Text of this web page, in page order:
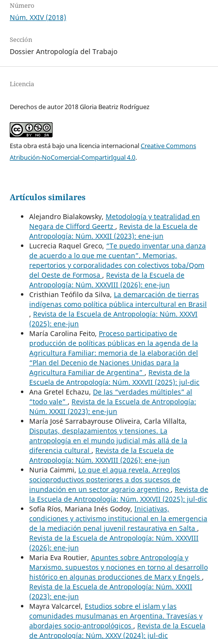
Número
Núm. XXIV (2018)
Sección
Dossier Antropología del Trabajo
Licencia
Derechos de autor 2018 Gloria Beatriz Rodríguez
Esta obra está bajo una licencia internacionalCreative Commons
Atribución-NoComercial-CompartirIgual 4.0.
Artículos similares
Alejandro Bialakowsky, Metodología y teatralidad en
Negara de Clifford Geertz , Revista de la Escuela de
Antropología: Núm. XXXII (2023): ene-jun
Lucrecia Raquel Greco, “Te puedo inventar una danza
de acuerdo a lo que me cuentan”. Memorias,
repertorios y corporalidades con colectivos toba/Qom
del Oeste de Formosa , Revista de la Escuela de
Antropología: Núm. XXXVIII (2026): ene-jun
Cristhian Teófilo da Silva, La demarcación de tierras
indígenas como política pública intercultural en Brasil
, Revista de la Escuela de Antropología: Núm. XXXVI
(2025): ene-jun
María Carolina Feito, Proceso participativo de
producción de políticas públicas en la agenda de la
Agricultura Familiar: memoria de la elaboración del
“Plan del Decenio de Naciones Unidas para la
Agricultura Familiar de Argentina” , Revista de la
Escuela de Antropología: Núm. XXXVII (2025): jul-dic
​Ana Gretel Echazu, De las “verdades múltiples” al
“todo vale” , Revista de la Escuela de Antropología:
Núm. XXXII (2023): ene-jun
María José Sarrabayrouse Oliveira, Carla Villalta,
Disputas, desplazamientos y tensiones. La
antropología en el mundo judicial más allá de la
diferencia cultural , Revista de la Escuela de
Antropología: Núm. XXXVIII (2026): ene-jun
Nuria Caimmi, Lo que el agua revela. Arreglos
socioproductivos posteriores a dos sucesos de
inundación en un sector agrario argentino , Revista de
la Escuela de Antropología: Núm. XXXVII (2025): jul-dic
Sofía Ríos, Mariana Inés Godoy, Iniciativas,
condiciones y activismo institucional en la emergencia
de la mediación penal juvenil restaurativa en Salta ,
Revista de la Escuela de Antropología: Núm. XXXVIII
(2026): ene-jun
Maria Eva Routier, Apuntes sobre Antropología y
Marxismo. supuestos y nociones en torno al desarrollo
histórico en algunas producciones de Marx y Engels ,
Revista de la Escuela de Antropología: Núm. XXXII
(2023): ene-jun
Mayra Valcarcel, Estudios sobre el islam y las
comunidades musulmanas en Argentina. Travesías y
abordajes socio-antropológicos , Revista de la Escuela
de Antropología: Núm. XXXV (2024): jul-dic